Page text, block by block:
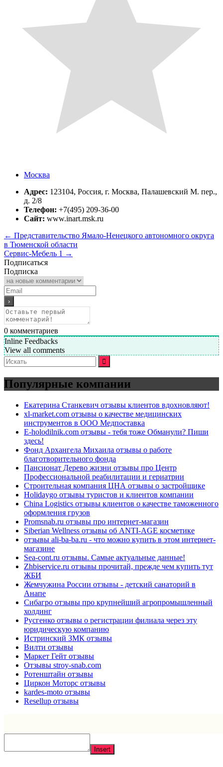
Москва
Адрес: 123104, Россия, г. Москва, Палашевский М. пер.,
д. 2/8
Телефон: +7(495) 209-36-00
Сайт: www.inart.msk.ru
← Представительство Ямало-Ненецкого автономного округа
в Тюменской области
Сервис-Мебель 1 →
Подписаться
Подписка
0 комментариев
Inline Feedbacks
View all comments
Искать:
Популярные компании
Екатерина Станкевич отзывы клиентов вдохновляют!
xl-market.com отзывы о качестве медицинских
инструментов в ООО Медпоставка
E-holodilnik.com отзывы - тебя тоже Обманули? Пиши
здесь!
Фонд Архангела Михаила отзывы о работе
благотворительного фонда
Пансионат Дерево жизни отзывы про Центр
Профессиональной реабилитации и гериатрии
Строительная компания ЦНА отзывы о застройщике
Holidaygo отзывы туристов и клиентов компании
China Logistics отзывы клиентов о качестве таможенного
оформления грузов
Promsnab.ru отзывы про интернет-магазин
Siberian Wellness отзывы об ANTI-AGE косметике
отзывы ali-ba-ba.ru - что можно купить в этом интернет-
магазине
Sea-cont.ru отзывы. Самые актуальные данные!
Zhbiservice.ru отзывы прочитай, прежде чем купить тут
ЖБИ
Жемчужина России отзывы - детский санаторий в
Анапе
Сибагро отзывы про крупнейший агропромышленный
холдинг
Русгенко отзывы о регистрации филиала через эту
юридическую компанию
Истринский ЗМК отзывы
Вилти отзывы
Маркет Гейт отзывы
Отзывы stroy-snab.com
Ротенштайн отзывы
Циркон Моторс отзывы
kardes-moto отзывы
Resellup отзывы
Insert